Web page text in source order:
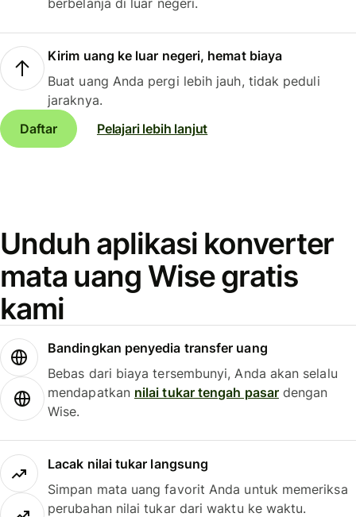
berbelanja di luar negeri.
Kirim uang ke luar negeri, hemat biaya
Buat uang Anda pergi lebih jauh, tidak peduli
jaraknya.
Daftar
Pelajari lebih lanjut
Unduh aplikasi konverter
mata uang Wise gratis
kami
Bandingkan penyedia transfer uang
Bebas dari biaya tersembunyi, Anda akan selalu
mendapatkan nilai tukar tengah pasardengan
Wise.
Lacak nilai tukar langsung
Simpan mata uang favorit Anda untuk memeriksa
perubahan nilai tukar dari waktu ke waktu.